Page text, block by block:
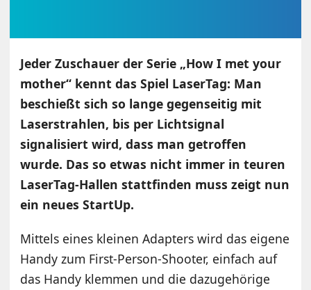
Jeder Zuschauer der Serie „How I met your
mother“ kennt das Spiel LaserTag: Man
beschießt sich so lange gegenseitig mit
Laserstrahlen, bis per Lichtsignal
signalisiert wird, dass man getroffen
wurde. Das so etwas nicht immer in teuren
LaserTag-Hallen stattfinden muss zeigt nun
ein neues StartUp.
Mittels eines kleinen Adapters wird das eigene
Handy zum First-Person-Shooter, einfach auf
das Handy klemmen und die dazugehörige